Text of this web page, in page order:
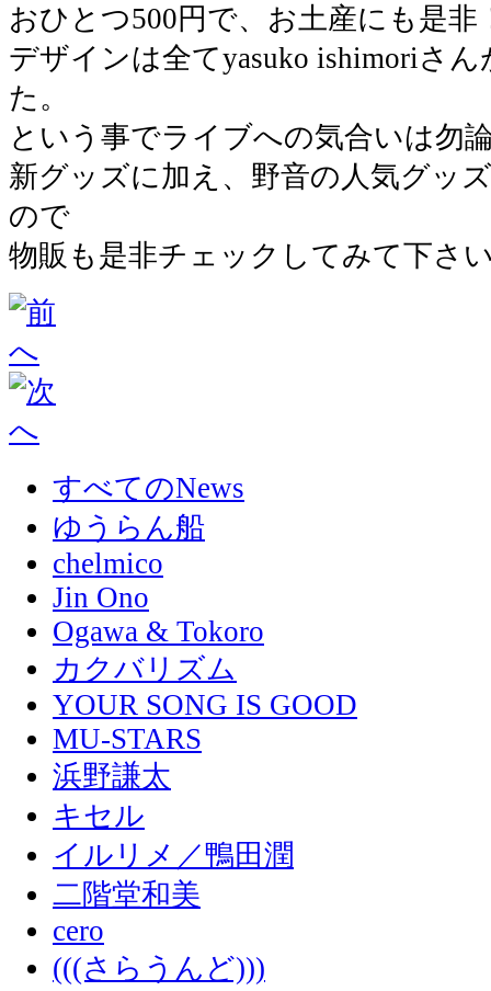
おひとつ500円で、お土産にも是非
デザインは全てyasuko ishimoriさ
た。
という事でライブへの気合いは勿
新グッズに加え、野音の人気グッ
ので
物販も是非チェックしてみて下さ
すべてのNews
ゆうらん船
chelmico
Jin Ono
Ogawa & Tokoro
カクバリズム
YOUR SONG IS GOOD
MU-STARS
浜野謙太
キセル
イルリメ／鴨田潤
二階堂和美
cero
(((さらうんど)))